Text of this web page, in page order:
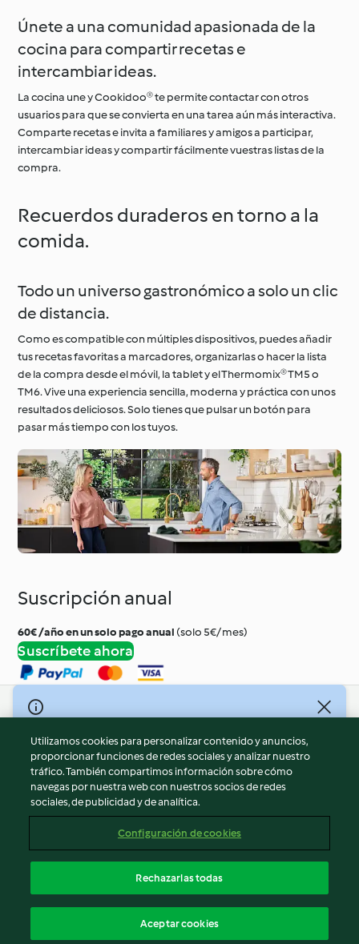
Únete a una comunidad apasionada de la
cocina para compartir recetas e
intercambiar ideas.
La cocina une y Cookidoo® te permite contactar con otros
usuarios para que se convierta en una tarea aún más interactiva.
Comparte recetas e invita a familiares y amigos a participar,
intercambiar ideas y compartir fácilmente vuestras listas de la
compra.
Recuerdos duraderos en torno a la
comida.
Todo un universo gastronómico a solo un clic
de distancia.
Como es compatible con múltiples dispositivos, puedes añadir
tus recetas favoritas a marcadores, organizarlas o hacer la lista
de la compra desde el móvil, la tablet y el Thermomix® TM5 o
TM6. Vive una experiencia sencilla, moderna y práctica con unos
resultados deliciosos. Solo tienes que pulsar un botón para
pasar más tiempo con los tuyos.
Suscripción anual
60€ /año en un solo pago anual (solo 5€/ mes)
Suscríbete ahora
© Copyright 2026
Términos de uso
Política de privacidad
Aviso legal
Información legal
Reportar contenido
Declaración de accesibilidad
Utilizamos cookies para personalizar contenido y anuncios,
proporcionar funciones de redes sociales y analizar nuestro
tráfico. También compartimos información sobre cómo
navegas por nuestra web con nuestros socios de redes
sociales, de publicidad y de analítica.
Configuración de cookies
Rechazarlas todas
Aceptar cookies